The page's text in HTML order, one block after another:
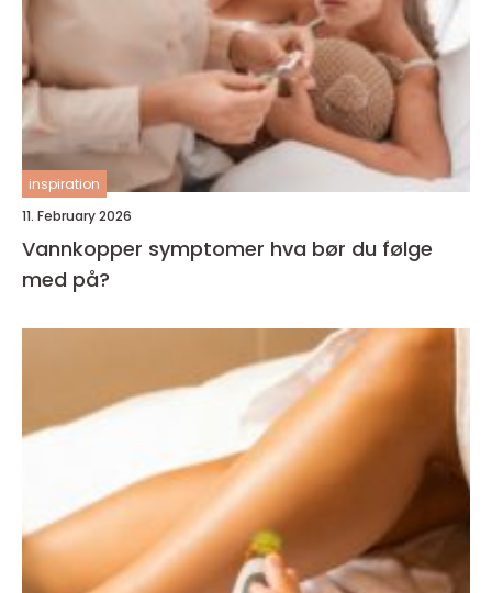
inspiration
11. February 2026
Vannkopper symptomer hva bør du følge
med på?